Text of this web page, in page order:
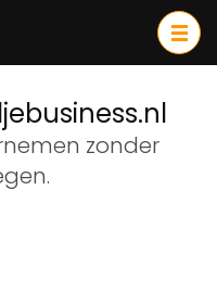
zonder